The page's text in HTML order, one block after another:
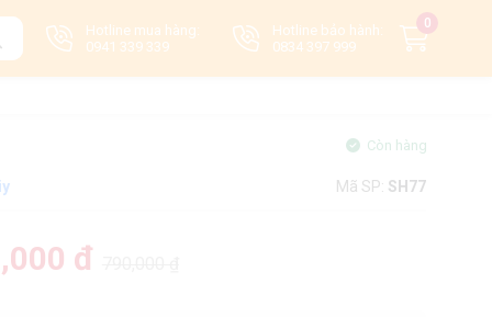
Hotline mua hàng:
0941 339 339
Hotline bảo hành:
0834 397 999
0
Còn hàng
Mã SP: SH77
đ